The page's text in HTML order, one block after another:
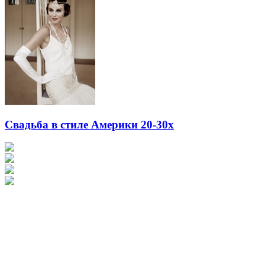
Свадьба в стиле Америки 20-30х